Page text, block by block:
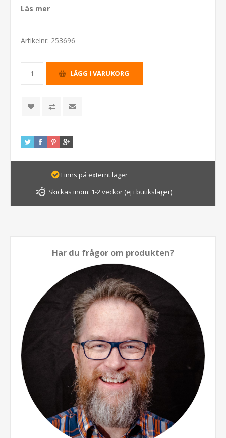
Läs mer
Artikelnr: 253696
Finns på externt lager
Skickas inom: 1-2 veckor (ej i butikslager)
Har du frågor om produkten?